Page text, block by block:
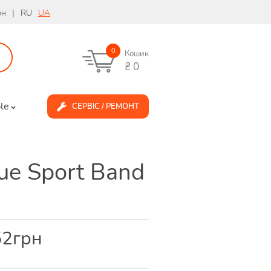
| RU UA
0 Кошик
₴ 0
СЕРВІС / РЕМОНТ
Sport Band
грн